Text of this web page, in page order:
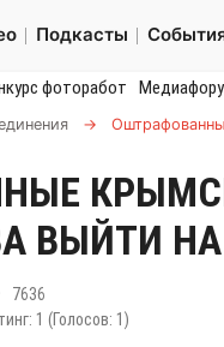
Подкасты
фоторабот
→
ВЫЙТИ
7636
1 (Голосов: 1 )